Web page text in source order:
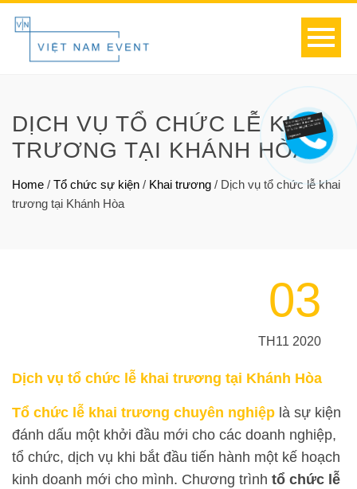
DỊCH VỤ TỔ CHỨC LỄ KHAI
TRƯƠNG TẠI KHÁNH HÒA
Home / Tổ chức sự kiện / Khai trương / Dịch vụ tổ chức lễ khai
trương tại Khánh Hòa
03
TH11 2020
Dịch vụ tổ chức lễ khai trương tại Khánh Hòa
Tổ chức lễ khai trương chuyên nghiệp là sự kiện
đánh dấu một khởi đầu mới cho các doanh nghiệp,
tổ chức, dịch vụ khi bắt đầu tiến hành một kế hoạch
kinh doanh mới cho mình. Chương trình tổ chức lễ